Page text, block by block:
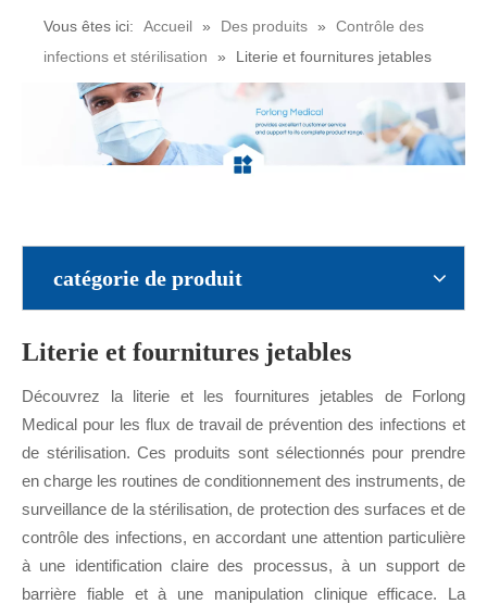
Vous êtes ici: Accueil » Des produits »
Contrôle des
infections et stérilisation
» Literie et fournitures jetables
catégorie de produit
Literie et fournitures jetables
Découvrez la literie et les fournitures jetables de Forlong
Medical pour les flux de travail de prévention des infections et
de stérilisation. Ces produits sont sélectionnés pour prendre
en charge les routines de conditionnement des instruments, de
surveillance de la stérilisation, de protection des surfaces et de
contrôle des infections, en accordant une attention particulière
à une identification claire des processus, à un support de
barrière fiable et à une manipulation clinique efficace. La